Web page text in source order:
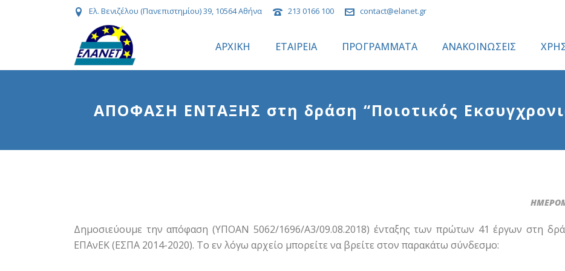
Ελ. Βενιζέλου (Πανεπιστημίου) 39, 10564 Αθήνα 213 0166 100 contact@elanet.gr
ΑΡΧΙΚΗ ΕΤΑΙΡΕΙΑ ΠΡΟΓΡΑΜΜΑΤΑ ΑΝΑΚΟΙΝΩΣΕΙΣ
ΑΠΟΦΑΣΗ ΕΝΤΑΞΗΣ στη δράση “Ποιοτικός
Δημοσιεύουμε την απόφαση (ΥΠΟΑΝ 5062/1696/Α3/09.08.2018) ένταξης των πρώτων 41 έργων στη
ΕΠΑνΕΚ (ΕΣΠΑ 2014-2020). Το εν λόγω αρχείο μπορείτε να βρείτε στον παρακάτω σύνδεσμο: